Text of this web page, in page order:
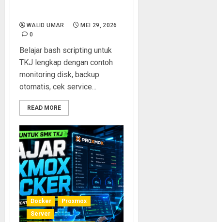
WALID UMAR
MEI 29, 2026
0
Belajar bash scripting untuk
TKJ lengkap dengan contoh
monitoring disk, backup
otomatis, cek service...
READ MORE
Docker
Proxmox
Server